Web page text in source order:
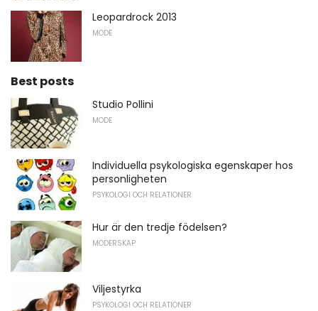
Leopardrock 2013
MODE
Best posts
Studio Pollini
MODE
Individuella psykologiska egenskaper hos
personligheten
PSYKOLOGI OCH RELATIONER
Hur är den tredje födelsen?
MODERSKAP
Viljestyrka
PSYKOLOGI OCH RELATIONER